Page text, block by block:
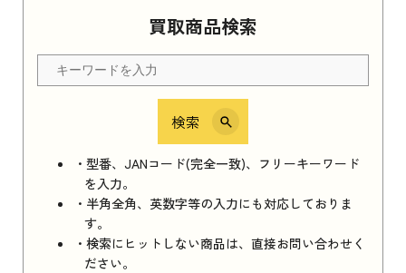
買取商品検索
検索
・型番、JANコード(完全一致)、フリーキーワード
を入力。
・半角全角、英数字等の入力にも対応しておりま
す。
・検索にヒットしない商品は、直接お問い合わせく
ださい。
Apple Watch Series 11 2025 新品買取価格はこ
ちら
iPhone 16e シリーズ 2025
iPhone 16e シリーズ 2025 新品買取価格はこち
ら
iPad 11インチ 2025年春モデル